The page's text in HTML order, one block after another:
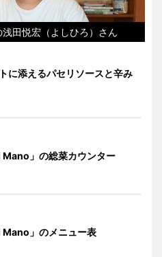
田悦宏（よしひろ）さん
に添えるパセリソースと辛み
Mano」の総菜カウンター
Mano」のメニュー表